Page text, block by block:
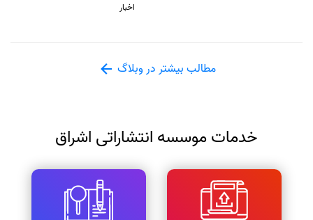
اخبار
مطالب بیشتر در وبلاگ
خدمات موسسه انتشاراتی اشراق